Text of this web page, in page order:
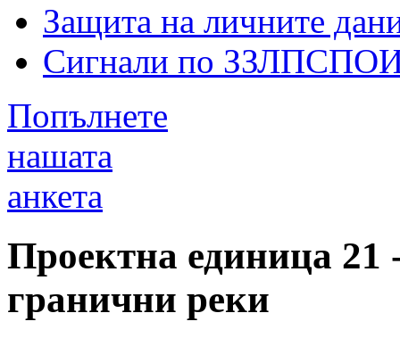
Защита на личните
Сигнали по
Попълнете
нашата
анкета
Проектна единица 21
гранични реки